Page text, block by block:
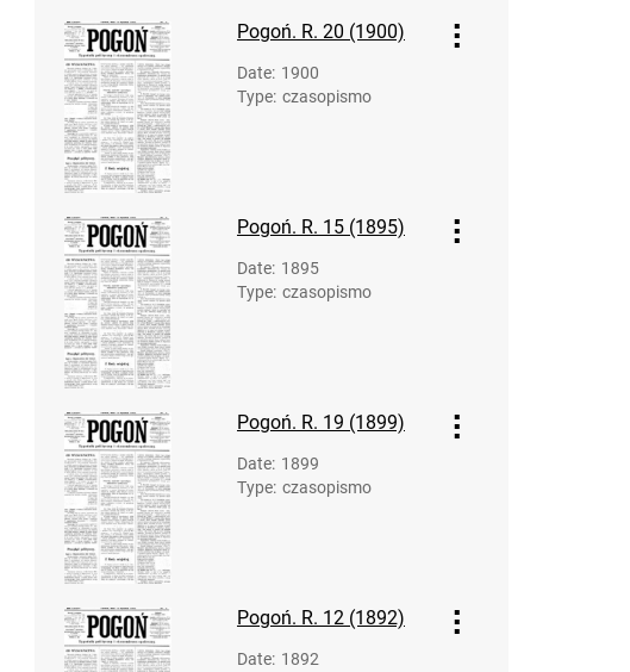
Pogoń. R. 27 (1907)
Pogoń. R. 28 (1908)
Pogoń. R. 29 (1909)
Pogoń. R. 30 (1910)
Pogoń. R. 31 (1911)
Pogoń. R. 32 (1912)
Pogoń. R. 33 (1913)
Pogoń. R. 34 (1914)
Pogoń. R. 20 (1900)
Date: 1900
Type: czasopismo
Pogoń. R. 15 (1895)
Date: 1895
Type: czasopismo
Pogoń. R. 19 (1899)
Date: 1899
Type: czasopismo
Pogoń. R. 12 (1892)
Date: 1892